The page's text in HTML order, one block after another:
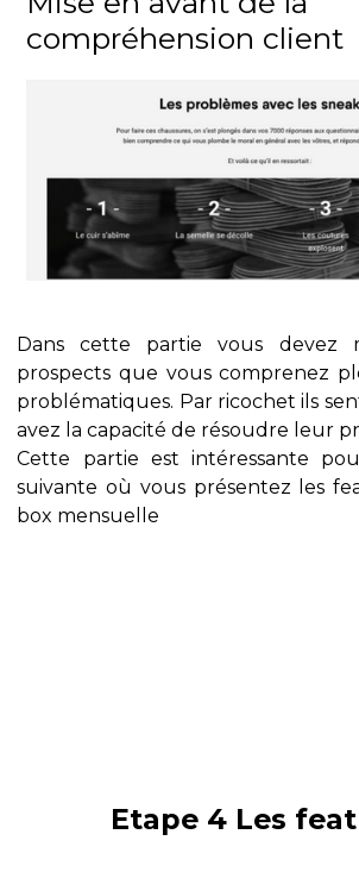
compréhension client
Dans cette partie vous devez
prospects que vous comprenez
problématiques. Par ricochet ils
avez la capacité de résoudre leur
Cette partie est intéressante
suivante où vous présentez les
box mensuelle
Etape 4 Les